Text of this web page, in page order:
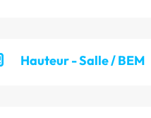
Hauteur - Salle / BEM